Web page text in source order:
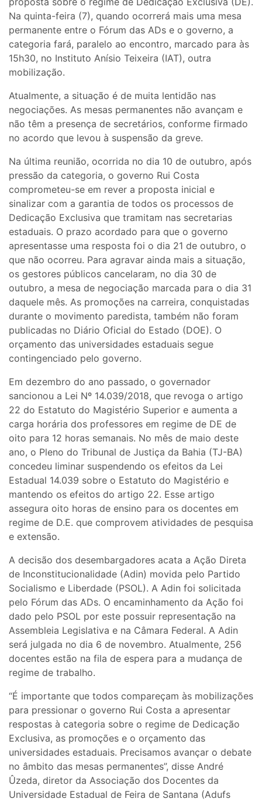
Na quinta-feira (7), quando ocorrerá mais uma mesa
permanente entre o Fórum das ADs e o governo, a
categoria fará, paralelo ao encontro, marcado para às
15h30, no Instituto Anísio Teixeira (IAT), outra
mobilização.
Atualmente, a situação é de muita lentidão nas
negociações. As mesas permanentes não avançam e
não têm a presença de secretários, conforme firmado
no acordo que levou à suspensão da greve.
Na última reunião, ocorrida no dia 10 de outubro, após
pressão da categoria, o governo Rui Costa
comprometeu-se em rever a proposta inicial e
sinalizar com a garantia de todos os processos de
Dedicação Exclusiva que tramitam nas secretarias
estaduais. O prazo acordado para que o governo
apresentasse uma resposta foi o dia 21 de outubro, o
que não ocorreu. Para agravar ainda mais a situação,
os gestores públicos cancelaram, no dia 30 de
outubro, a mesa de negociação marcada para o dia 31
daquele mês. As promoções na carreira, conquistadas
durante o movimento paredista, também não foram
publicadas no Diário Oficial do Estado (DOE). O
orçamento das universidades estaduais segue
contingenciado pelo governo.
Em dezembro do ano passado, o governador
sancionou a Lei Nº 14.039/2018, que revoga o artigo
22 do Estatuto do Magistério Superior e aumenta a
carga horária dos professores em regime de DE de
oito para 12 horas semanais. No mês de maio deste
ano, o Pleno do Tribunal de Justiça da Bahia (TJ-BA)
concedeu liminar suspendendo os efeitos da Lei
Estadual 14.039 sobre o Estatuto do Magistério e
mantendo os efeitos do artigo 22. Esse artigo
assegura oito horas de ensino para os docentes em
regime de D.E. que comprovem atividades de pesquisa
e extensão.
A decisão dos desembargadores acata a Ação Direta
de Inconstitucionalidade (Adin) movida pelo Partido
Socialismo e Liberdade (PSOL). A Adin foi solicitada
pelo Fórum das ADs. O encaminhamento da Ação foi
dado pelo PSOL por este possuir representação na
Assembleia Legislativa e na Câmara Federal. A Adin
será julgada no dia 6 de novembro. Atualmente, 256
docentes estão na fila de espera para a mudança de
regime de trabalho.
“É importante que todos compareçam às mobilizações
para pressionar o governo Rui Costa a apresentar
respostas à categoria sobre o regime de Dedicação
Exclusiva, as promoções e o orçamento das
universidades estaduais. Precisamos avançar o debate
no âmbito das mesas permanentes”, disse André
Ûzeda, diretor da Associação dos Docentes da
Universidade Estadual de Feira de Santana (Adufs